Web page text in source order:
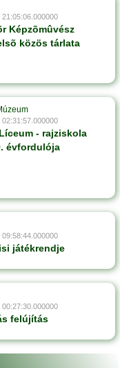
Képzõmûvész
közös tárlata
- rajziskola
évfordulója
játékrendje
felújítás